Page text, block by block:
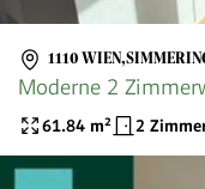
1110
Moderne 2
61.84 m² 2